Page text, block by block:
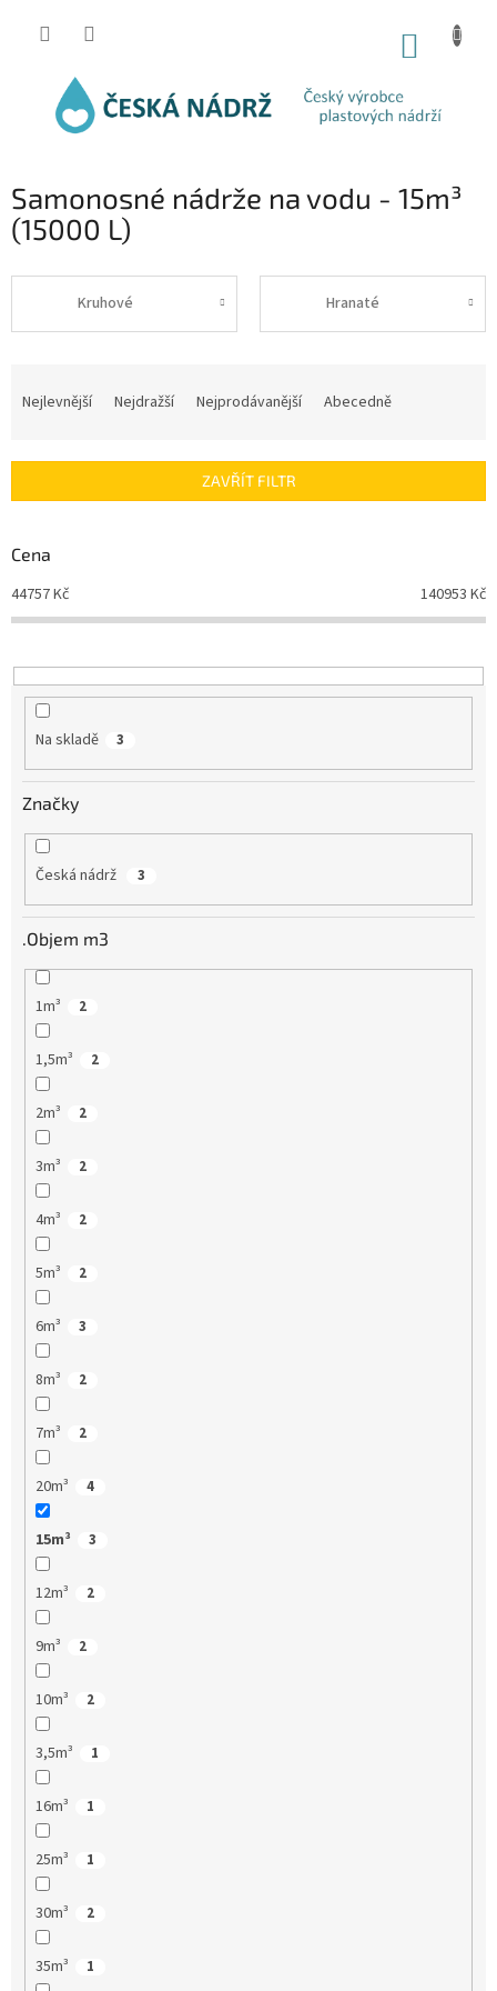
Samonosné nádrže na vodu - 15m³
(15000 L)
Kruhové Hranaté
í
r
o
d
u
t
ů
Nejlevnější Nejdražší Nejprodávanější Abecedně
ZAVŘÍT FILTR
Cena
44757Kč 140953 Kč
Na skladě 3
Značky
Česká nádrž 3
.Objem m3
1m³ 2
1,5m³ 2
2m³ 2
3m³ 2
4m³ 2
5m³ 2
6m³ 3
8m³ 2
7m³ 2
20m³ 4
15m³ 3
12m³ 2
9m³ 2
10m³ 2
3,5m³ 1
16m³ 1
25m³ 1
30m³ 2
35m³ 1